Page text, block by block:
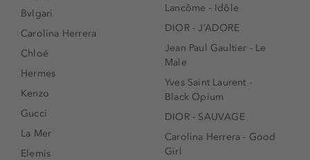
Bvlgari
Carolina Herrera
Chloé
Hermes
Kenzo
Gucci
La Mer
Elemis
Lancôme - Idôle
DIOR - J’ADORE
Jean Paul Gaultier - Le
Male
Yves Saint Laurent -
Black Opium
DIOR - SAUVAGE
Carolina Herrera - Good
Girl